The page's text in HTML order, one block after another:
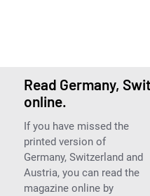
Read Germany,
online.
If you have missed the
printed version of
Germany, Switzerland and
Austria, you can read the
magazine online by